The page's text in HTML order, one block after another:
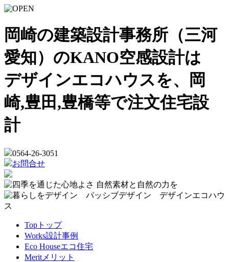
岡崎の建築設計事務所（三河
愛知）のKANO空感設計は
デザインエコハウスを、岡
崎,豊田,豊橋等で注文住宅設
計
0564-26-3051
お問合せ
Top トップ
Works設計事例
Eco Houseエコ住宅
Merit メリット